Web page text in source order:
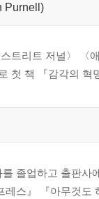
Purnell)
트리트 저널〉 〈
첫 책 『감각의
졸업하고 출판
레스』 『아무것